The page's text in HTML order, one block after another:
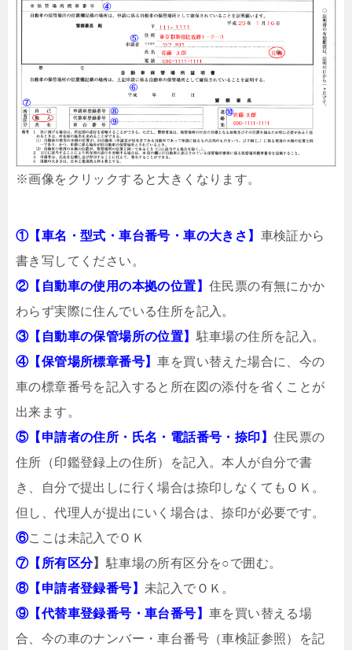
※画像をクリックすると大きくなります。
①【車名・型式・車台番号・車の大きさ】 車検証から
書き写してください。
②【自動車の使用の本拠の位置】 住民票の有無にかか
わらず実際に住んでいる住所を記入。
③【自動車の保管場所の位置】 駐車場の住所を記入。
④【保管場所標章番号】車を買い替えた場合に、今の
車の標章番号を記入すると所在図の添付を省くことが
出来ます。
⑤【申請者の住所・氏名・電話番号・捺印】 住民票の
住所（印鑑登録上の住所）を記入。本人が自分で書
き、自分で提出しに行く場合は捺印しなくてもＯＫ。
但し、代理人が提出にいく場合は、捺印が必要です。
⑥ここは未記入でＯＫ
⑦【所有区分】 駐車場の所有区分を○で囲む。
⑧【申請者登録番号】 未記入でＯＫ。
⑨【代替車登録番号・車台番号】 車を買い替える場
合、今の車のナンバー・車台番号（車検証参照）を記